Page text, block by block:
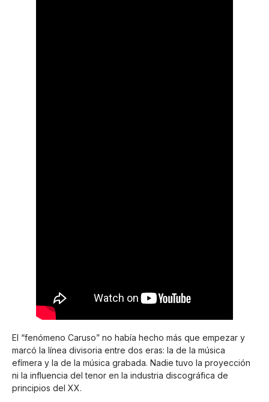
El “fenómeno Caruso” no había hecho más que empezar y
marcó la línea divisoria entre dos eras: la de la música
efímera y la de la música grabada. Nadie tuvo la proyección
ni la influencia del tenor en la industria discográfica de
principios del XX.